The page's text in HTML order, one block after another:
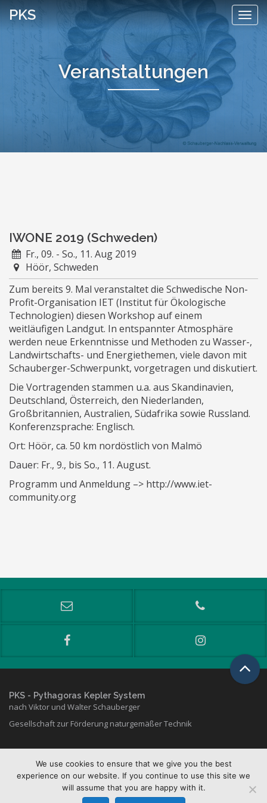
Skip
to PKS
Veranstaltungen
IWONE 2019 (Schweden)
Fr., 09. - So., 11. Aug 2019
Höör, Schweden
Zum bereits 9. Mal veranstaltet die Schwedische Non-
Profit-Organisation IET (Institut für Ökologische
Technologien) diesen Workshop auf einem
weitläufigen Landgut. In entspannter Atmosphäre
werden neue Erkenntnisse und Methoden zu Wasser-,
Landwirtschafts- und Energiethemen, viele davon mit
Schauberger-Schwerpunkt, vorgetragen und diskutiert.
Die Vortragenden stammen u.a. aus Skandinavien,
Deutschland, Österreich, den Niederlanden,
Großbritannien, Australien, Südafrika sowie Russland.
Konferenzsprache: Englisch.
Ort: Höör, ca. 50 km nordöstlich von Malmö
Dauer: Fr., 9., bis So., 11. August.
Programm und Anmeldung –> http://www.iet-
community.org
PKS - Pythagoras Kepler System
nach Viktor und Walter Schauberger
Gesellschaft zur Förderung naturgemäßer Technik
Copyright © 2026 PKS
Kontakt & Lageplan
We use cookies to ensure that we give you the best
experience on our website. If you continue to use this site we
will assume that you are happy with it.